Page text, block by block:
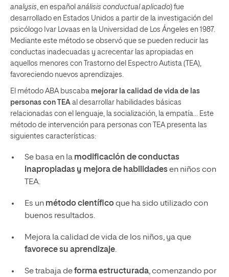
analysis , en español análisis conductual aplicado) fue
desarrollado en Estados Unidos a partir de la investigación del
psicólogo Ivar Lovaas en la Universidad de Los Ángeles en 1987.
Mediante este método se observó que se pueden reducir las
conductas inadecuadas y acrecentar las apropiadas en
aquellos menores con Trastorno del Espectro Autista (TEA),
favoreciendo nuevos aprendizajes.
El método ABA buscaba mejorar la calidad de vida de las
personas con TEA al desarrollar habilidades básicas
relacionadas con el lenguaje, la socialización, la empatía… Este
método de intervención para personas con TEA presenta las
siguientes características:
Se basa en la modificación de conductas
inapropiadas y mejora de habilidadesen niños con
TEA.
Es un método científicoque ha sido utilizado con
buenos resultados.
Mejora la calidad de vida de los niños, ya que
favorece su aprendizaje.
Se trabaja deforma estructurada, comenzando por